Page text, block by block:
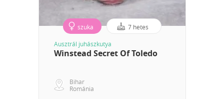
szuka 7 hetes
Ausztrál juhászkutya
Winstead Secret Of Toledo
Bihar
Románia